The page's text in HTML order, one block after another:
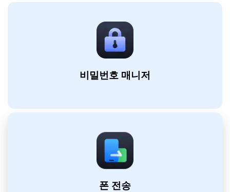
비밀번호 매니저
폰 전송